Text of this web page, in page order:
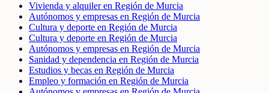
Vivienda y alquiler en Región de Murcia
Autónomos y empresas en Región de Murcia
Cultura y deporte en Región de Murcia
Cultura y deporte en Región de Murcia
Autónomos y empresas en Región de Murcia
Sanidad y dependencia en Región de Murcia
Estudios y becas en Región de Murcia
Empleo y formación en Región de Murcia